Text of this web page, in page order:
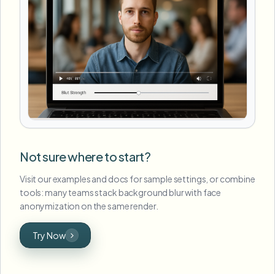
Not sure where to start?
Visit our examples and docs for sample settings, or combine
tools: many teams stack background blur with face
anonymization on the same render.
Try Now